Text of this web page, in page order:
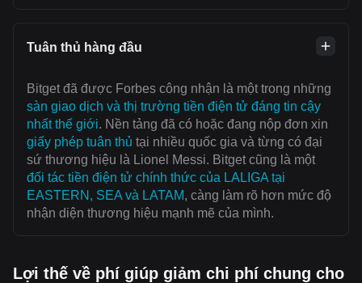
Tuân thủ hàng đầu
Bitget đã được Forbes công nhận là một trong những
sàn giao dịch và thị trường tiền điện tử đáng tin cậy
nhất thế giới. Nền tảng đã có hoặc đang nộp đơn xin
giấy phép tuân thủ tại nhiều quốc gia và từng có đại
sứ thương hiệu là Lionel Messi. Bitget cũng là một
đối tác tiền điện tử chính thức của LALIGA tại
EASTERN, SEA và LATAM, càng làm rõ hơn mức độ
nhận diện thương hiệu mạnh mẽ của mình.
Lợi thế về phí giúp giảm chi phí chung cho